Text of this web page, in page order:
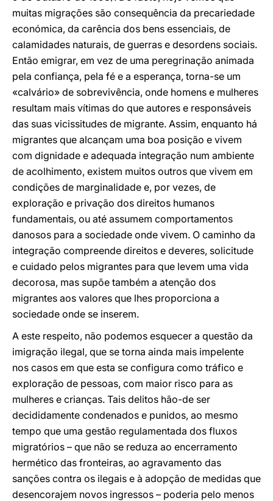
muitas migrações são consequência da precariedade
económica, da carência dos bens essenciais, de
calamidades naturais, de guerras e desordens sociais.
Então emigrar, em vez de uma peregrinação animada
pela confiança, pela fé e a esperança, torna-se um
«calvário» de sobrevivência, onde homens e mulheres
resultam mais vítimas do que autores e responsáveis
das suas vicissitudes de migrante. Assim, enquanto há
migrantes que alcançam uma boa posição e vivem
com dignidade e adequada integração num ambiente
de acolhimento, existem muitos outros que vivem em
condições de marginalidade e, por vezes, de
exploração e privação dos direitos humanos
fundamentais, ou até assumem comportamentos
danosos para a sociedade onde vivem. O caminho da
integração compreende direitos e deveres, solicitude
e cuidado pelos migrantes para que levem uma vida
decorosa, mas supõe também a atenção dos
migrantes aos valores que lhes proporciona a
sociedade onde se inserem.
A este respeito, não podemos esquecer a questão da
imigração ilegal, que se torna ainda mais impelente
nos casos em que esta se configura como tráfico e
exploração de pessoas, com maior risco para as
mulheres e crianças. Tais delitos hão-de ser
decididamente condenados e punidos, ao mesmo
tempo que uma gestão regulamentada dos fluxos
migratórios – que não se reduza ao encerramento
hermético das fronteiras, ao agravamento das
sanções contra os ilegais e à adopção de medidas que
desencorajem novos ingressos – poderia pelo menos